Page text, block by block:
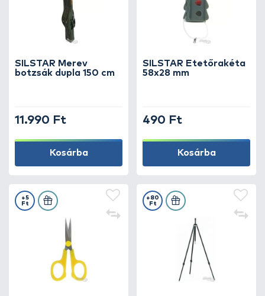
SILSTAR Merev
botzsák dupla 150 cm
11.990 Ft
Kosárba
SILSTAR Etetőrakéta
58x28 mm
490 Ft
Kosárba
+5
Ft
+80
Ft